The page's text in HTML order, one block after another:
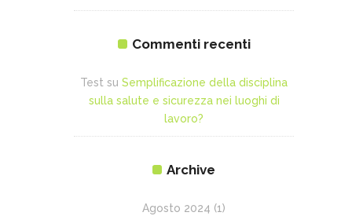
Commenti recenti
Test su Semplificazione della disciplina
sulla salute e sicurezza nei luoghi di
lavoro?
Archive
Agosto 2024 (1)